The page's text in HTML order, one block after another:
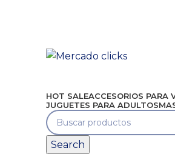
HOT SALEACCESORIOS PARA
JUGUETES PARA ADULTOS
Search